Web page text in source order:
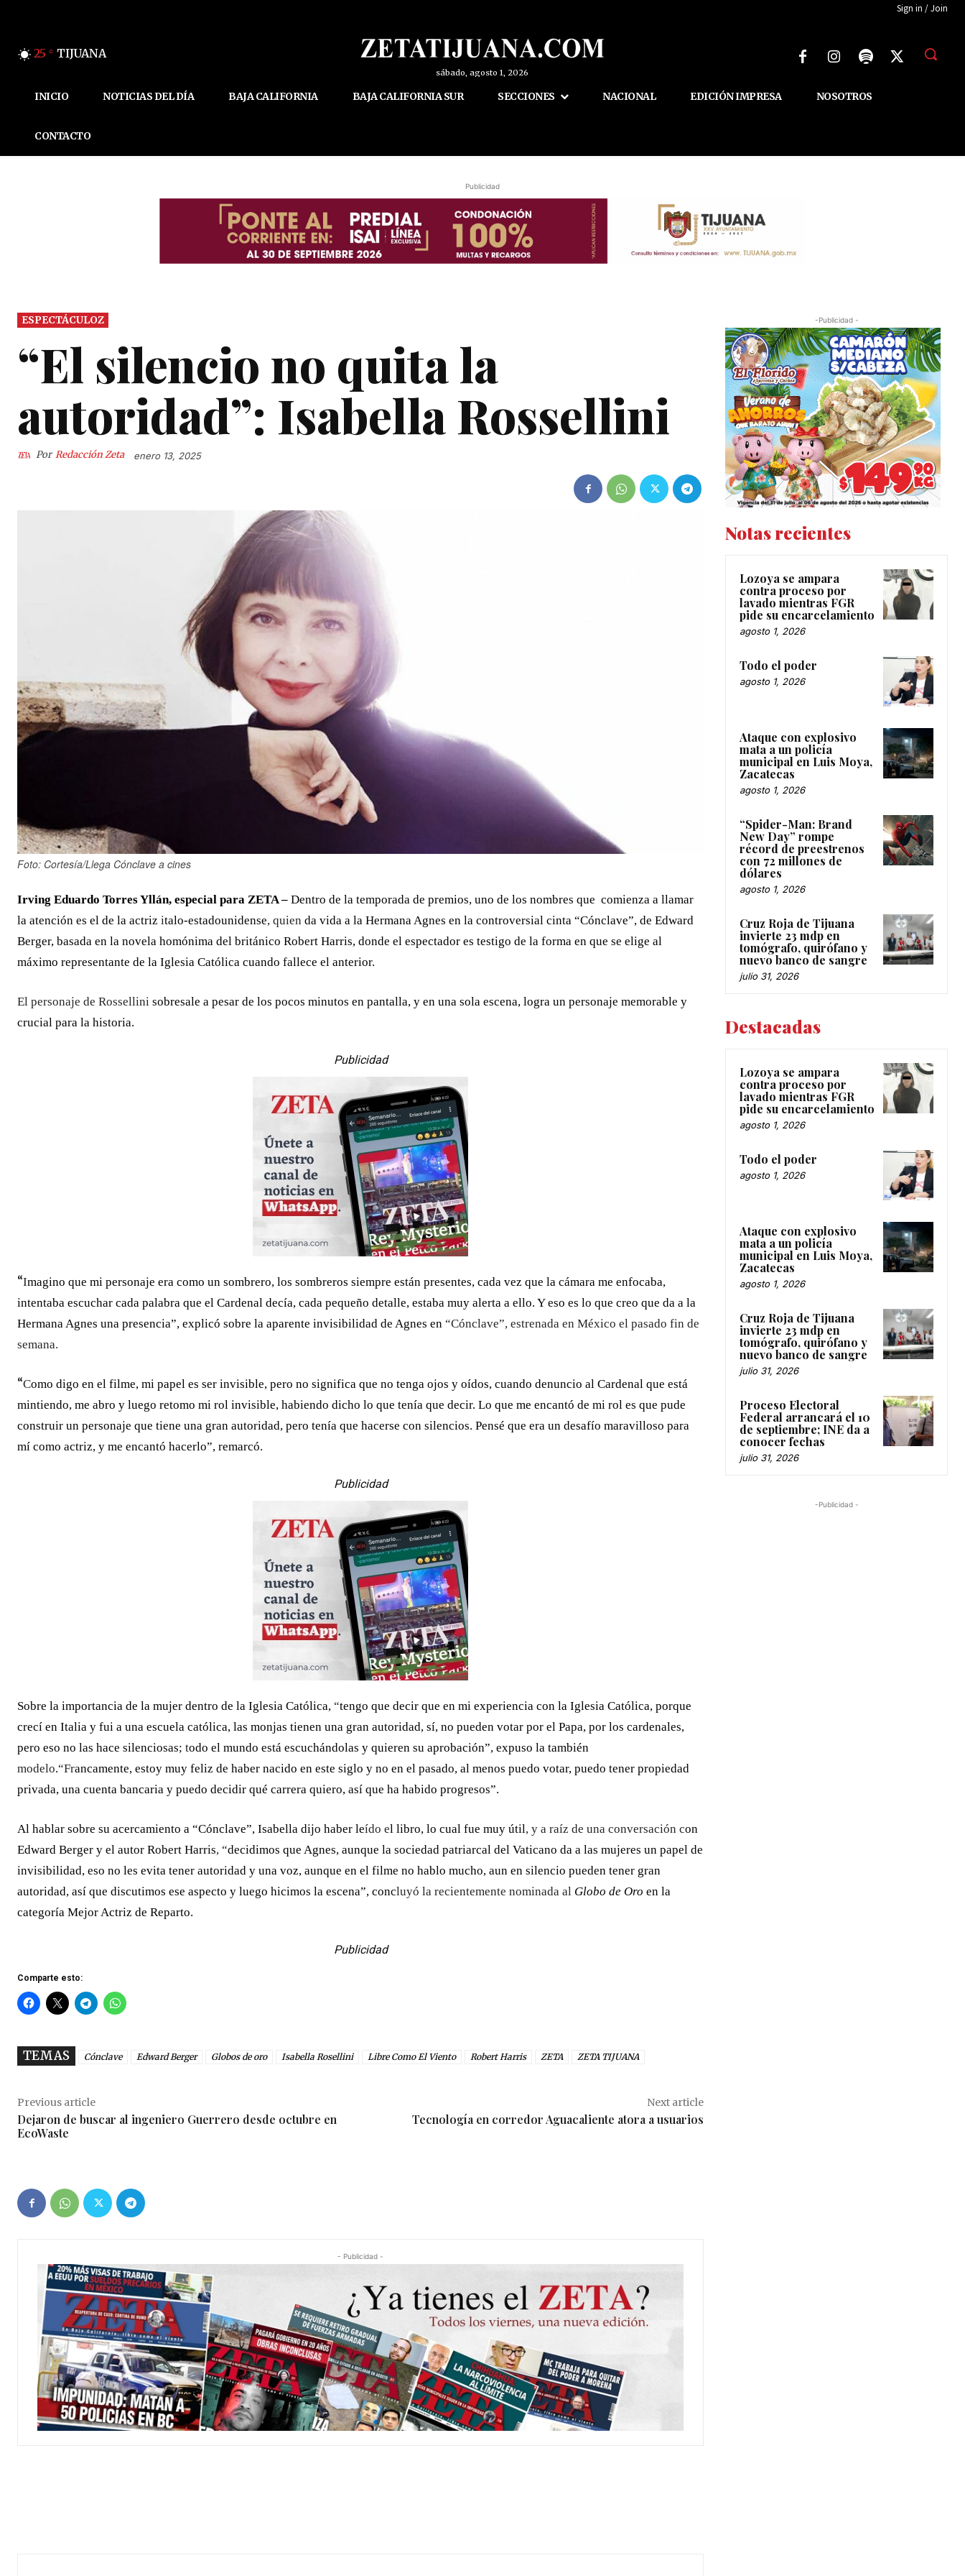
Sign in / Join
25 C TIJUANA
sábado, agosto 1, 2026
INICIO NOTICIAS DEL DÍA BAJA CALIFORNIA BAJA CALIFORNIA SUR SECCIONES NACIONAL EDICIÓN IMPRESA NOSOTROS
CONTACTO
Publicidad
ESPECTÁCULOZ
“El silencio no quita la
autoridad”: Isabella Rossellini
Por Redacción Zeta enero 13, 2025
Foto: Cortesía/Llega Cónclave a cines
Irving Eduardo Torres Yllán, especial para ZETA – Dentro de la temporada de premios, uno de los nombres que comienza a llamar
la atención es el de la actriz italo-estadounidense, quien da vida a la Hermana Agnes en la controversial cinta “Cónclave”, de Edward
Berger, basada en la novela homónima del británico Robert Harris, donde el espectador es testigo de la forma en que se elige al
máximo representante de la Iglesia Católica cuando fallece el anterior.
El personaje de Rossellini sobresale a pesar de los pocos minutos en pantalla, y en una sola escena, logra un personaje memorable y
crucial para la historia.
Publicidad
“Imagino que mi personaje era como un sombrero, los sombreros siempre están presentes, cada vez que la cámara me enfocaba,
intentaba escuchar cada palabra que el Cardenal decía, cada pequeño detalle, estaba muy alerta a ello. Y eso es lo que creo que da a la
Hermana Agnes una presencia”, explicó sobre la aparente invisibilidad de Agnes en “Cónclave”, estrenada en México el pasado fin de
semana.
“Como digo en el filme, mi papel es ser invisible, pero no significa que no tenga ojos y oídos, cuando denuncio al Cardenal que está
mintiendo, me abro y luego retomo mi rol invisible, habiendo dicho lo que tenía que decir. Lo que me encantó de mi rol es que pude
construir un personaje que tiene una gran autoridad, pero tenía que hacerse con silencios. Pensé que era un desafío maravilloso para
mí como actriz, y me encantó hacerlo”, remarcó.
Publicidad
Sobre la importancia de la mujer dentro de la Iglesia Católica, “tengo que decir que en mi experiencia con la Iglesia Católica, porque
crecí en Italia y fui a una escuela católica, las monjas tienen una gran autoridad, sí, no pueden votar por el Papa, por los cardenales,
pero eso no las hace silenciosas; todo el mundo está escuchándolas y quieren su aprobación”, expuso la también
modelo.“Francamente, estoy muy feliz de haber nacido en este siglo y no en el pasado, al menos puedo votar, puedo tener propiedad
privada, una cuenta bancaria y puedo decidir qué carrera quiero, así que ha habido progresos”.
Al hablar sobre su acercamiento a “Cónclave”, Isabella dijo haber leído el libro, lo cual fue muy útil, y a raíz de una conversación con
Edward Berger y el autor Robert Harris, “decidimos que Agnes, aunque la sociedad patriarcal del Vaticano da a las mujeres un papel de
invisibilidad, eso no les evita tener autoridad y una voz, aunque en el filme no hablo mucho, aun en silencio pueden tener gran
autoridad, así que discutimos ese aspecto y luego hicimos la escena”, concluyó la recientemente nominada al Globo de Oro en la
categoría Mejor Actriz de Reparto.
Publicidad
Comparte esto:
TEMAS Cónclave Edward Berger Globos de oro Isabella Rosellini Libre Como El Viento Robert Harris ZETA ZETA TIJUANA
Previous article
Dejaron de buscar al ingeniero Guerrero desde octubre en
EcoWaste
Next article
Tecnología en corredor Aguacaliente atora a usuarios
- Publicidad -
-Publicidad -
Notas recientes
Lozoya se ampara
contra proceso por
lavado mientras FGR
pide su encarcelamiento
agosto 1, 2026
Todo el poder
agosto 1, 2026
Ataque con explosivo
mata a un policía
municipal en Luis Moya,
Zacatecas
agosto 1, 2026
“Spider-Man: Brand
New Day” rompe
récord de preestrenos
con 72 millones de
dólares
agosto 1, 2026
Cruz Roja de Tijuana
invierte 23 mdp en
tomógrafo, quirófano y
nuevo banco de sangre
julio 31, 2026
Destacadas
Lozoya se ampara
contra proceso por
lavado mientras FGR
pide su encarcelamiento
agosto 1, 2026
Todo el poder
agosto 1, 2026
Ataque con explosivo
mata a un policía
municipal en Luis Moya,
Zacatecas
agosto 1, 2026
Cruz Roja de Tijuana
invierte 23 mdp en
tomógrafo, quirófano y
nuevo banco de sangre
julio 31, 2026
Proceso Electoral
Federal arrancará el 10
de septiembre; INE da a
conocer fechas
julio 31, 2026
-Publicidad -